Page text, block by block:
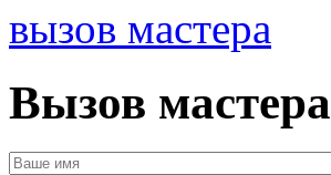
вызов мастера
Вызов мастера